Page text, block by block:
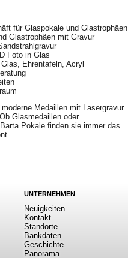
für Glaspokale und Glastrophäen
Glastrophäen mit Gravur
Foto in Glas
Ehrentafeln, Acryl
Medaillen mit Lasergravur
Glasmedaillen oder
Pokale finden sie immer das
UNTERNEHMEN
Neuigkeiten
Kontakt
Standorte
Bankdaten
Geschichte
Panorama